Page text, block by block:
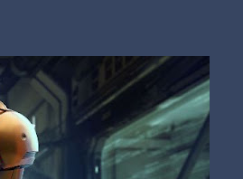
2025 SHADOW LABYRINTH